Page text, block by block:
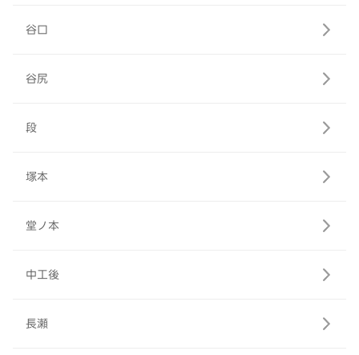
谷口
谷尻
段
塚本
堂ノ本
中工後
長瀬